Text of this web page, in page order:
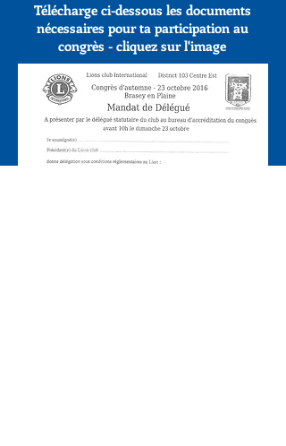
Télécharge ci-dessous les documents
nécessaires pour ta participation au
congrès - cliquez sur l'image